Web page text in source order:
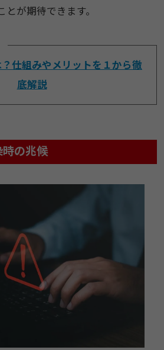
が期待できます。
仕組みやメリットを１から徹
底解説
の兆候